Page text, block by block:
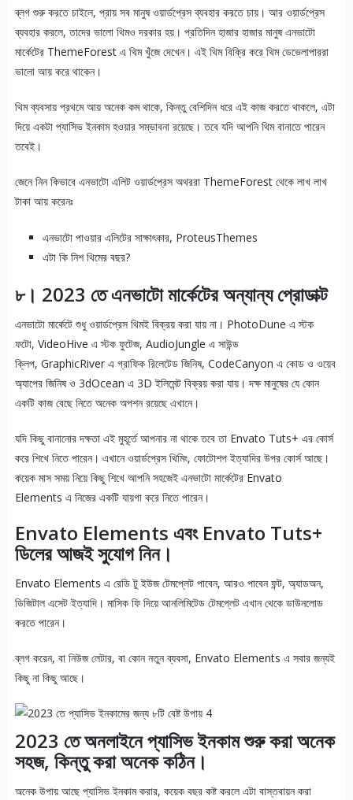
ব্লগ শুরু করতে চাইলে, প্রায় সব মানুষ ওয়ার্ডপ্রেস ব্যবহার করতে চায়। আর ওয়ার্ডপ্রেস
ব্যবহার করলে, তাদের ভালো থিমও দরকার হয়। প্রতিদিন হাজার হাজার মানুষ এনভাটো
মার্কেটের ThemeForest এ থিম খুঁজে দেখেন। এই থিম বিক্রি করে থিম ডেভেলাপাররা
ভালো আয় করে থাকেন।
থিম ব্যবসায় প্রথমে আয় অনেক কম থাকে, কিন্তু বেশিদিন ধরে এই কাজ করতে থাকলে, এটা
দিয়ে একটা প্যাসিভ ইনকাম হওয়ার সম্ভাবনা রয়েছে। তবে যদি আপনি থিম বানাতে পারেন
তবেই।
জেনে নিন কিভাবে এনভাটো এলিট ওয়ার্ডপ্রেস অথররা ThemeForest থেকে লাখ লাখ
টাকা আয় করেনঃ
এনভাটো পাওয়ার এলিটের সাক্ষাৎকার, ProteusThemes
এটা কি নিশ থিমের বছর?
৮। 2023 তে এনভাটো মার্কেটের অন্যান্য প্রোডাক্ট
এনভাটো মার্কেটে শুধু ওয়ার্ডপ্রেস থিমই বিক্রয় করা যায় না। PhotoDune এ স্টক
ফটো, VideoHive এ স্টক ফুটেজ, AudioJungle এ সাউন্ড
ক্লিপ, GraphicRiver এ গ্রাফিক রিলেটেড জিনিষ, CodeCanyon এ কোড ও ওয়েব
অ্যাপের জিনিষ ও 3dOcean এ 3D ইলিমেন্ট বিক্রয় করা যায়। দক্ষ মানুষের যে কোন
একটি কাজ বেছে নিতে অনেক অপশন রয়েছে এখানে।
যদি কিছু বানানোর দক্ষতা এই মুহূর্তে আপনার না থাকে তবে তা Envato Tuts+ এর কোর্স
করে শিখে নিতে পারেন। এখানে ওয়ার্ডপ্রেস থিমিং, ফোটোশপ ইত্যাদির উপর কোর্স আছে।
কয়েক মাস সময় নিয়ে কিছু শিখে আপনি সহজেই এনভাটো মার্কেটের Envato
Elements এ নিজের একটি যায়গা করে নিতে পারেন।
Envato Elements এবং Envato Tuts+
ডিলের আজই সুযোগ নিন।
Envato Elements এ রেডি টু ইউজ টেমপ্লেট পাবেন, আরও পাবেন ফন্ট, অ্যাডঅন,
ডিজিটাল এসেট ইত্যাদি। মাসিক ফি দিয়ে আনলিমিটেড টেমপ্লেট এখান থেকে ডাউনলোড
করতে পারেন।
ব্লগ করেন, বা নিউজ লেটার, বা কোন নতুন ব্যবসা, Envato Elements এ সবার জন্যই
কিছু না কিছু আছে।
2023 তে অনলাইনে প্যাসিভ ইনকাম শুরু করা অনেক
সহজ, কিন্তু করা অনেক কঠিন।
অনেক উপায় আছে প্যাসিভ ইনকাম করার, কয়েক বছর কষ্ট করলে এটা বাস্তবায়ন করা